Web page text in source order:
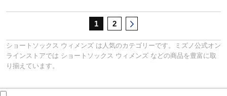
1 2
ショートソックス ウィメンズ は人気のカテゴリーです。ミズノ公式オン
ラインストアでは ショートソックス ウィメンズ などの商品を豊富に取
り揃えています。